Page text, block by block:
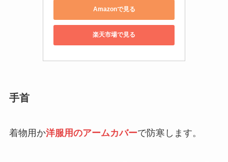
Amazonで見る
楽天市場で見る
手首
着物用か洋服用のアームカバーで防寒します。